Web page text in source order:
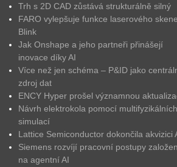
Trh s 2D CAD zůstává strukturálně silný
FARO vylepšuje funkce laserového
Blink
Jak Onshape a jeho partneři přinášejí
inovace díky AI
Více než jen schéma – P&ID jako
zdroj dat
ENCY Hyper prošel významnou
Návrh elektrokola pomocí multifyzikálních
simulací
Lattice Semiconductor dokončila akvizici
Siemens rozvíjí pracovní postupy
na agentní AI